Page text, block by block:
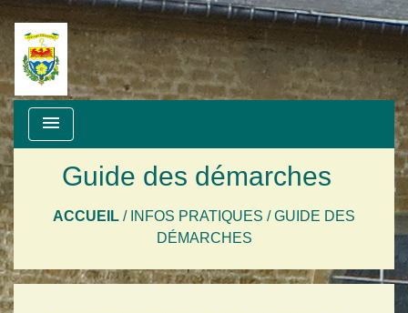
menu
Guide des démarches
ACCUEIL / INFOS PRATIQUES /GUIDE DES
DÉMARCHES